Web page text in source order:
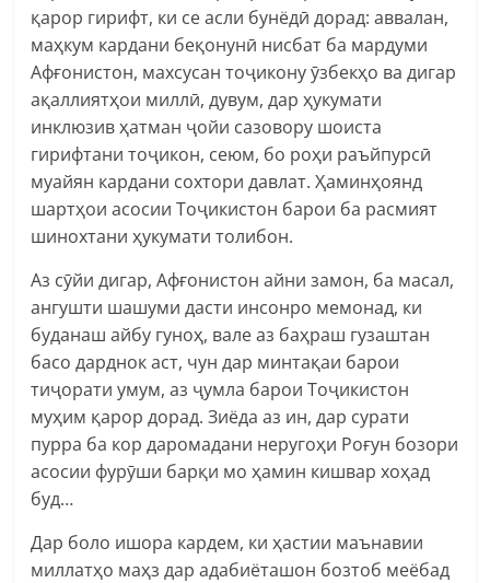
қарор гирифт, ки се асли бунёдӣ дорад: аввалан,
маҳкум кардани беқонунӣ нисбат ба мардуми
Афғонистон, махсусан тоҷикону ӯзбекҳо ва дигар
ақаллиятҳои миллӣ, дувум, дар ҳукумати
инклюзив ҳатман ҷойи сазовору шоиста
гирифтани тоҷикон, сеюм, бо роҳи раъйпурсӣ
муайян кардани сохтори давлат. Ҳаминҳоянд
шартҳои асосии Тоҷикистон барои ба расмият
шинохтани ҳукумати толибон.
Аз сӯйи дигар, Афғонистон айни замон, ба масал,
ангушти шашуми дасти инсонро мемонад, ки
буданаш айбу гуноҳ, вале аз баҳраш гузаштан
басо дарднок аст, чун дар минтақаи барои
тиҷорати умум, аз ҷумла барои Тоҷикистон
муҳим қарор дорад. Зиёда аз ин, дар сурати
пурра ба кор даромадани неругоҳи Роғун бозори
асосии фурӯши барқи мо ҳамин кишвар хоҳад
буд…
Дар боло ишора кардем, ки ҳастии маънавии
миллатҳо маҳз дар адабиёташон бозтоб меёбад